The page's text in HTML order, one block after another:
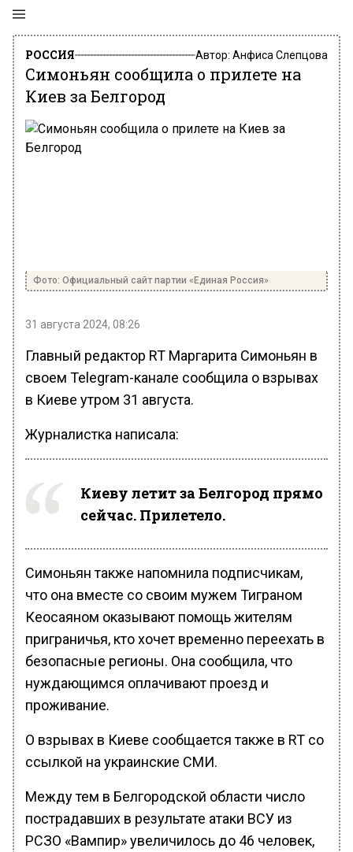
РОССИЯ Автор: Анфиса Слепцова
Симоньян сообщила о прилете на
Киев за Белгород
Фото: Официальный сайт партии «Единая Россия»
31 августа 2024, 08:26
Главный редактор RT Маргарита Симоньян в
своем Telegram-канале сообщила о взрывах
в Киеве утром 31 августа.
Журналистка написала:
Киеву летит за Белгород прямо
сейчас. Прилетело.
Симоньян также напомнила подписчикам,
что она вместе со своим мужем Тиграном
Кеосаяном оказывают помощь жителям
приграничья, кто хочет временно переехать в
безопасные регионы. Она сообщила, что
нуждающимся оплачивают проезд и
проживание.
О взрывах в Киеве сообщается также в RT со
ссылкой на украинские СМИ.
Между тем в Белгородской области число
пострадавших в результате атаки ВСУ из
РСЗО «Вампир» увеличилось до 46 человек,